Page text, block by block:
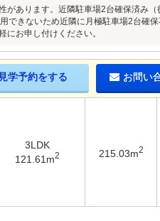
があります。近隣駐車場2台確保済み（
きないため近隣に月極駐車場2台確保
お申し付けください。
見学予約をする お問い
3LDK
121.61m2 215.03m2